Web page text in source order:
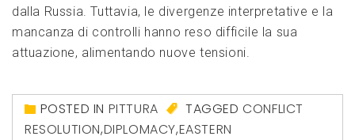
dalla Russia. Tuttavia, le divergenze interpretative e la
mancanza di controlli hanno reso difficile la sua
attuazione, alimentando nuove tensioni.
POSTED IN PITTURA TAGGEDCONFLICT
RESOLUTION,DIPLOMACY,EASTERN